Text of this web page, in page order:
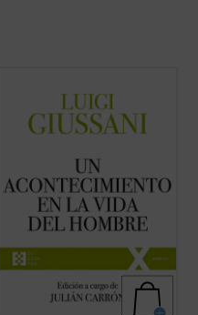
el cuarto volumen de la serie dedicada a las
lecciones y diálogos de don Luigi Giussani
durante los Ejercicios espirituales de la
Fraternidad de Comunión y Liberación